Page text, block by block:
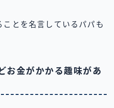
とを名言しているパパも
お金がかかる趣味があ